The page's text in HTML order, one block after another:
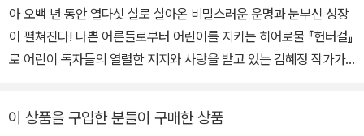
아 오백 년 동안 열다섯 살로 살아온 비밀스러운 운명과 눈부신 성장
이 펼쳐진다! 나쁜 어른들로부터 어린이를 지키는 히어로물 『헌터걸』
로 어린이 독자들의 열렬한 지지와 사랑을 받고 있는 김혜정 작가가
고 싶었던 곰과 범과 달리 인간이 되길 거절했던 여우가 단군을 도와
이 상품을 구입한 분들이 구매한 상품